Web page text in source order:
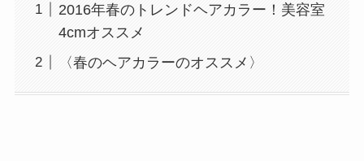
2016年春のトレンドヘアカラー！美容室
4cmオススメ
〈春のヘアカラーのオススメ〉